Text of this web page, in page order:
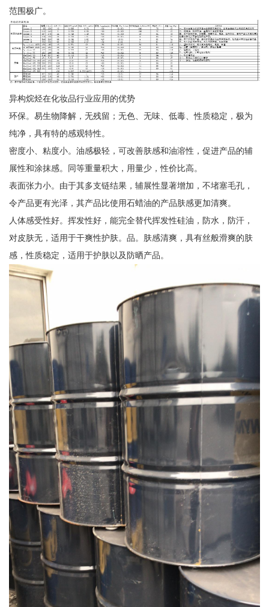
范围极广。
异构烷烃在化妆品行业应用的优势
环保。易生物降解，无残留；无色、无味、低毒、性质稳定，极为
纯净，具有特的感观特性。
密度小、粘度小。油感极轻，可改善肤感和油溶性，促进产品的辅
展性和涂抹感。同等重量积大，用量少，性价比高。
表面张力小。由于其多支链结果，辅展性显著增加，不堵塞毛孔，
令产品更有光泽，其产品比使用石蜡油的产品肤感更加清爽。
人体感受性好。挥发性好，能完全替代挥发性硅油，防水，防汗，
对皮肤无，适用于干爽性护肤。品。肤感清爽，具有丝般滑爽的肤
感，性质稳定，适用于护肤以及防晒产品。